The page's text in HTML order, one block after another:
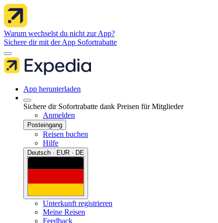
Warum wechselst du nicht zur App?
Sichere dir mit der App Sofortrabatte
App herunterladen
Sichere dir Sofortrabatte dank Preisen für Mitglieder
Anmelden
Posteingang
Reisen buchen
Hilfe
Deutsch · EUR · DE
Unterkunft registrieren
Meine Reisen
Feedback